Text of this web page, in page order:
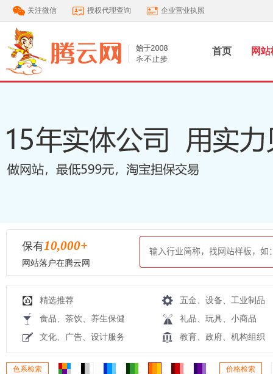
关注微信 授权代理查询 企业营业执照
首页 网
保有10,000+
网站落户在腾云网
精选推荐
五金、设备、工业制品
食品、茶饮、养生保健
礼品、玩具、小商品
文化、广告、设计服务
教育、政府、机构组织
色系检索 价格检索